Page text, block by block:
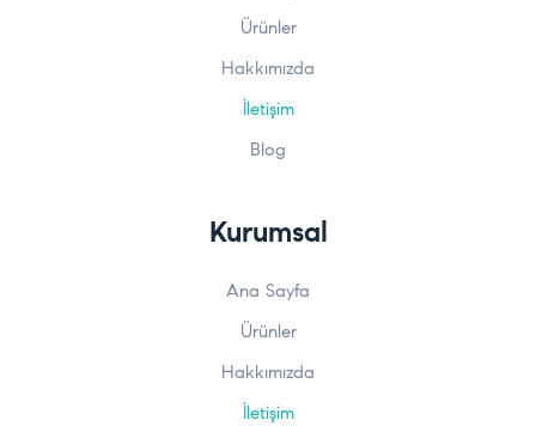
Ürünler
Hakkımızda
İletişim
Blog
Kurumsal
Ana Sayfa
Ürünler
Hakkımızda
İletişim